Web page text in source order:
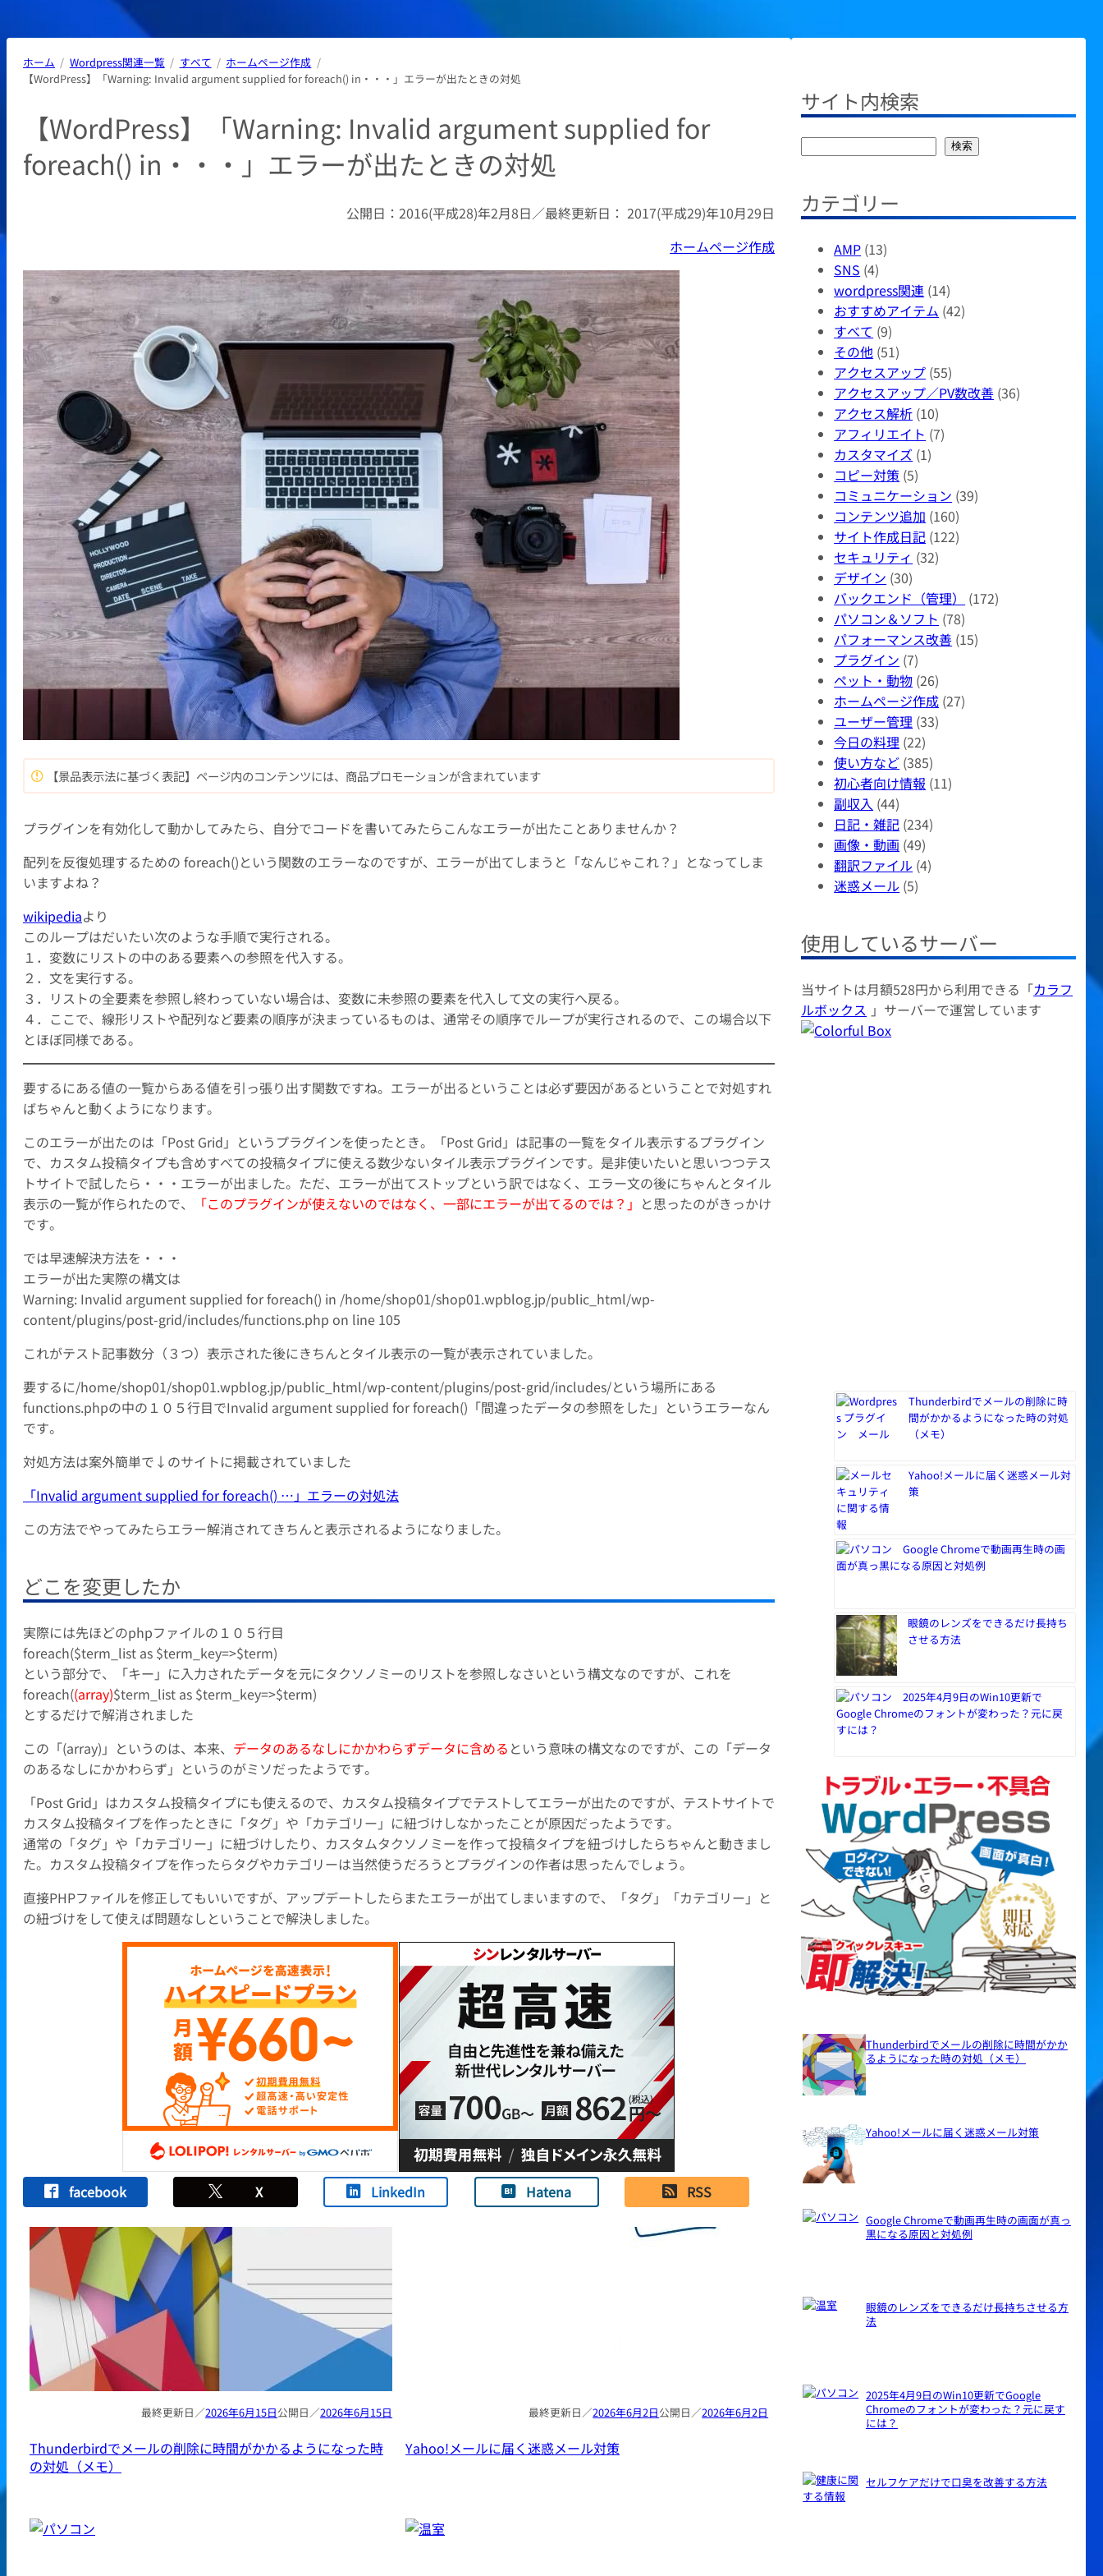
ホーム Wordpress関連一覧 すべて
ホームページ作成
【WordPress】「Warning: Invalid argument supplied for foreach() in・・・」エラーが出たときの対処
【WordPress】「Warning: Invalid argument supplied for
foreach() in・・・」エラーが出たときの対処
公開日：2016(平成28)年2月8日／最終更新日：2017(平成29)年10月29日
ホームページ作成
【景品表示法に基づく表記】ページ内のコンテンツには、商品プロモーションが含まれています
プラグインを有効化して動かしてみたら、自分でコードを書いてみたらこんなエラーが出たことありませんか？
配列を反復処理するための foreach()という関数のエラーなのですが、エラーが出てしまうと「なんじゃこれ？」となってしま
いますよね？
wikipediaより
このループはだいたい次のような手順で実行される。
１．変数にリストの中のある要素への参照を代入する。
２．文を実行する。
３．リストの全要素を参照し終わっていない場合は、変数に未参照の要素を代入して文の実行へ戻る。
４．ここで、線形リストや配列など要素の順序が決まっているものは、通常その順序でループが実行されるので、この場合以下
とほぼ同様である。
要するにある値の一覧からある値を引っ張り出す関数ですね。エラーが出るということは必ず要因があるということで対処すれ
ばちゃんと動くようになります。
このエラーが出たのは「Post Grid」というプラグインを使ったとき。「Post Grid」は記事の一覧をタイル表示するプラグイン
で、カスタム投稿タイプも含めすべての投稿タイプに使える数少ないタイル表示プラグインです。是非使いたいと思いつつテス
トサイトで試したら・・・エラーが出ました。ただ、エラーが出てストップという訳ではなく、エラー文の後にちゃんとタイル
表示の一覧が作られたので、
「このプラグインが使えないのではなく、一部にエラーが出てるのでは？」 と思ったのがきっかけ
です。
では早速解決方法を・・・
エラーが出た実際の構文は
Warning: Invalid argument supplied for foreach() in /home/shop01/shop01.wpblog.jp/public_html/wp-
content/plugins/post-grid/includes/functions.php on line 105
これがテスト記事数分（３つ）表示された後にきちんとタイル表示の一覧が表示されていました。
要するに/home/shop01/shop01.wpblog.jp/public_html/wp-content/plugins/post-grid/includes/という場所にある
functions.phpの中の１０５行目でInvalid argument supplied for foreach()「間違ったデータの参照をした」というエラーなん
です。
対処方法は案外簡単で↓のサイトに掲載されていました
「Invalid argument supplied for foreach() …」エラーの対処法
この方法でやってみたらエラー解消されてきちんと表示されるようになりました。
どこを変更したか
実際には先ほどのphpファイルの１０５行目
foreach($term_list as $term_key=>$term)
という部分で、「キー」に入力されたデータを元にタクソノミーのリストを参照しなさいという構文なのですが、これを
foreach((array)$term_list as $term_key=>$term)
とするだけで解消されました
この「(array)」というのは、本来、 データのあるなしにかかわらずデータに含める という意味の構文なのですが、この「データ
のあるなしにかかわらず」というのがミソだったようです。
「Post Grid」はカスタム投稿タイプにも使えるので、カスタム投稿タイプでテストしてエラーが出たのですが、テストサイトで
カスタム投稿タイプを作ったときに「タグ」や「カテゴリー」に紐づけしなかったことが原因だったようです。
通常の「タグ」や「カテゴリー」に紐づけしたり、カスタムタクソノミーを作って投稿タイプを紐づけしたらちゃんと動きまし
た。カスタム投稿タイプを作ったらタグやカテゴリーは当然使うだろうとプラグインの作者は思ったんでしょう。
直接PHPファイルを修正してもいいですが、アップデートしたらまたエラーが出てしまいますので、「タグ」「カテゴリー」と
の紐づけをして使えば問題なしということで解決しました。
facebook X LinkedIn Hatena RSS
2026年6月15日 2026年6月15日
Thunderbirdでメールの削除に時間がかかるようになった時
の対処（メモ）
2026年6月2日 2026年6月2日
Yahoo!メールに届く迷惑メール対策
サイト内検索
検索
カテゴリー
AMP (13)
SNS (4)
wordpress関連 (14)
おすすめアイテム (42)
すべて (9)
その他 (51)
アクセスアップ (55)
アクセスアップ／PV数改善 (36)
アクセス解析 (10)
アフィリエイト (7)
カスタマイズ (1)
コピー対策 (5)
コミュニケーション (39)
コンテンツ追加 (160)
サイト作成日記 (122)
セキュリティ (32)
デザイン (30)
バックエンド（管理）
(172)
パソコン＆ソフト (78)
パフォーマンス改善 (15)
プラグイン (7)
ペット・動物 (26)
ホームページ作成 (27)
ユーザー管理 (33)
今日の料理 (22)
使い方など (385)
初心者向け情報 (11)
副収入 (44)
日記・雑記 (234)
画像・動画 (49)
翻訳ファイル (4)
迷惑メール (5)
使用しているサーバー
当サイトは月額528円から利用できる「カラフ
ルボックス 」サーバーで運営しています
Thunderbirdでメールの削除に時
間がかかるようになった時の対処
（メモ）
Yahoo!メールに届く迷惑メール対
策
Google Chromeで動画再生時の画
面が真っ黒になる原因と対処例
眼鏡のレンズをできるだけ長持ち
させる方法
2025年4月9日のWin10更新で
Google Chromeのフォントが変わった？元に戻
すには？
Thunderbirdでメールの削除に時間がかか
るようになった時の対処（メモ）
Yahoo!メールに届く迷惑メール対策
Google Chromeで動画再生時の画面が真っ
黒になる原因と対処例
眼鏡のレンズをできるだけ長持ちさせる方
法
2025年4月9日のWin10更新でGoogle
Chromeのフォントが変わった？元に戻す
には？
セルフケアだけで口臭を改善する方法